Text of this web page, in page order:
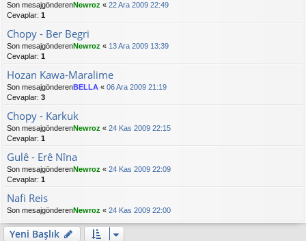
Son mesajgönderenNewroz « 22 Ara 2009 22:49
Cevaplar: 1
Chopy - Ber Begri
Son mesajgönderenNewroz « 13 Ara 2009 13:39
Cevaplar: 1
Hozan Kawa-Maralime
Son mesajgönderenBELLA « 06 Ara 2009 21:19
Cevaplar: 3
Chopy - Karkuk
Son mesajgönderenNewroz « 24 Kas 2009 22:15
Cevaplar: 1
Gulê - Erê Nîna
Son mesajgönderenNewroz « 24 Kas 2009 22:09
Cevaplar: 1
Nafi Reis
Son mesajgönderenNewroz « 24 Kas 2009 22:00
Yeni Başlık